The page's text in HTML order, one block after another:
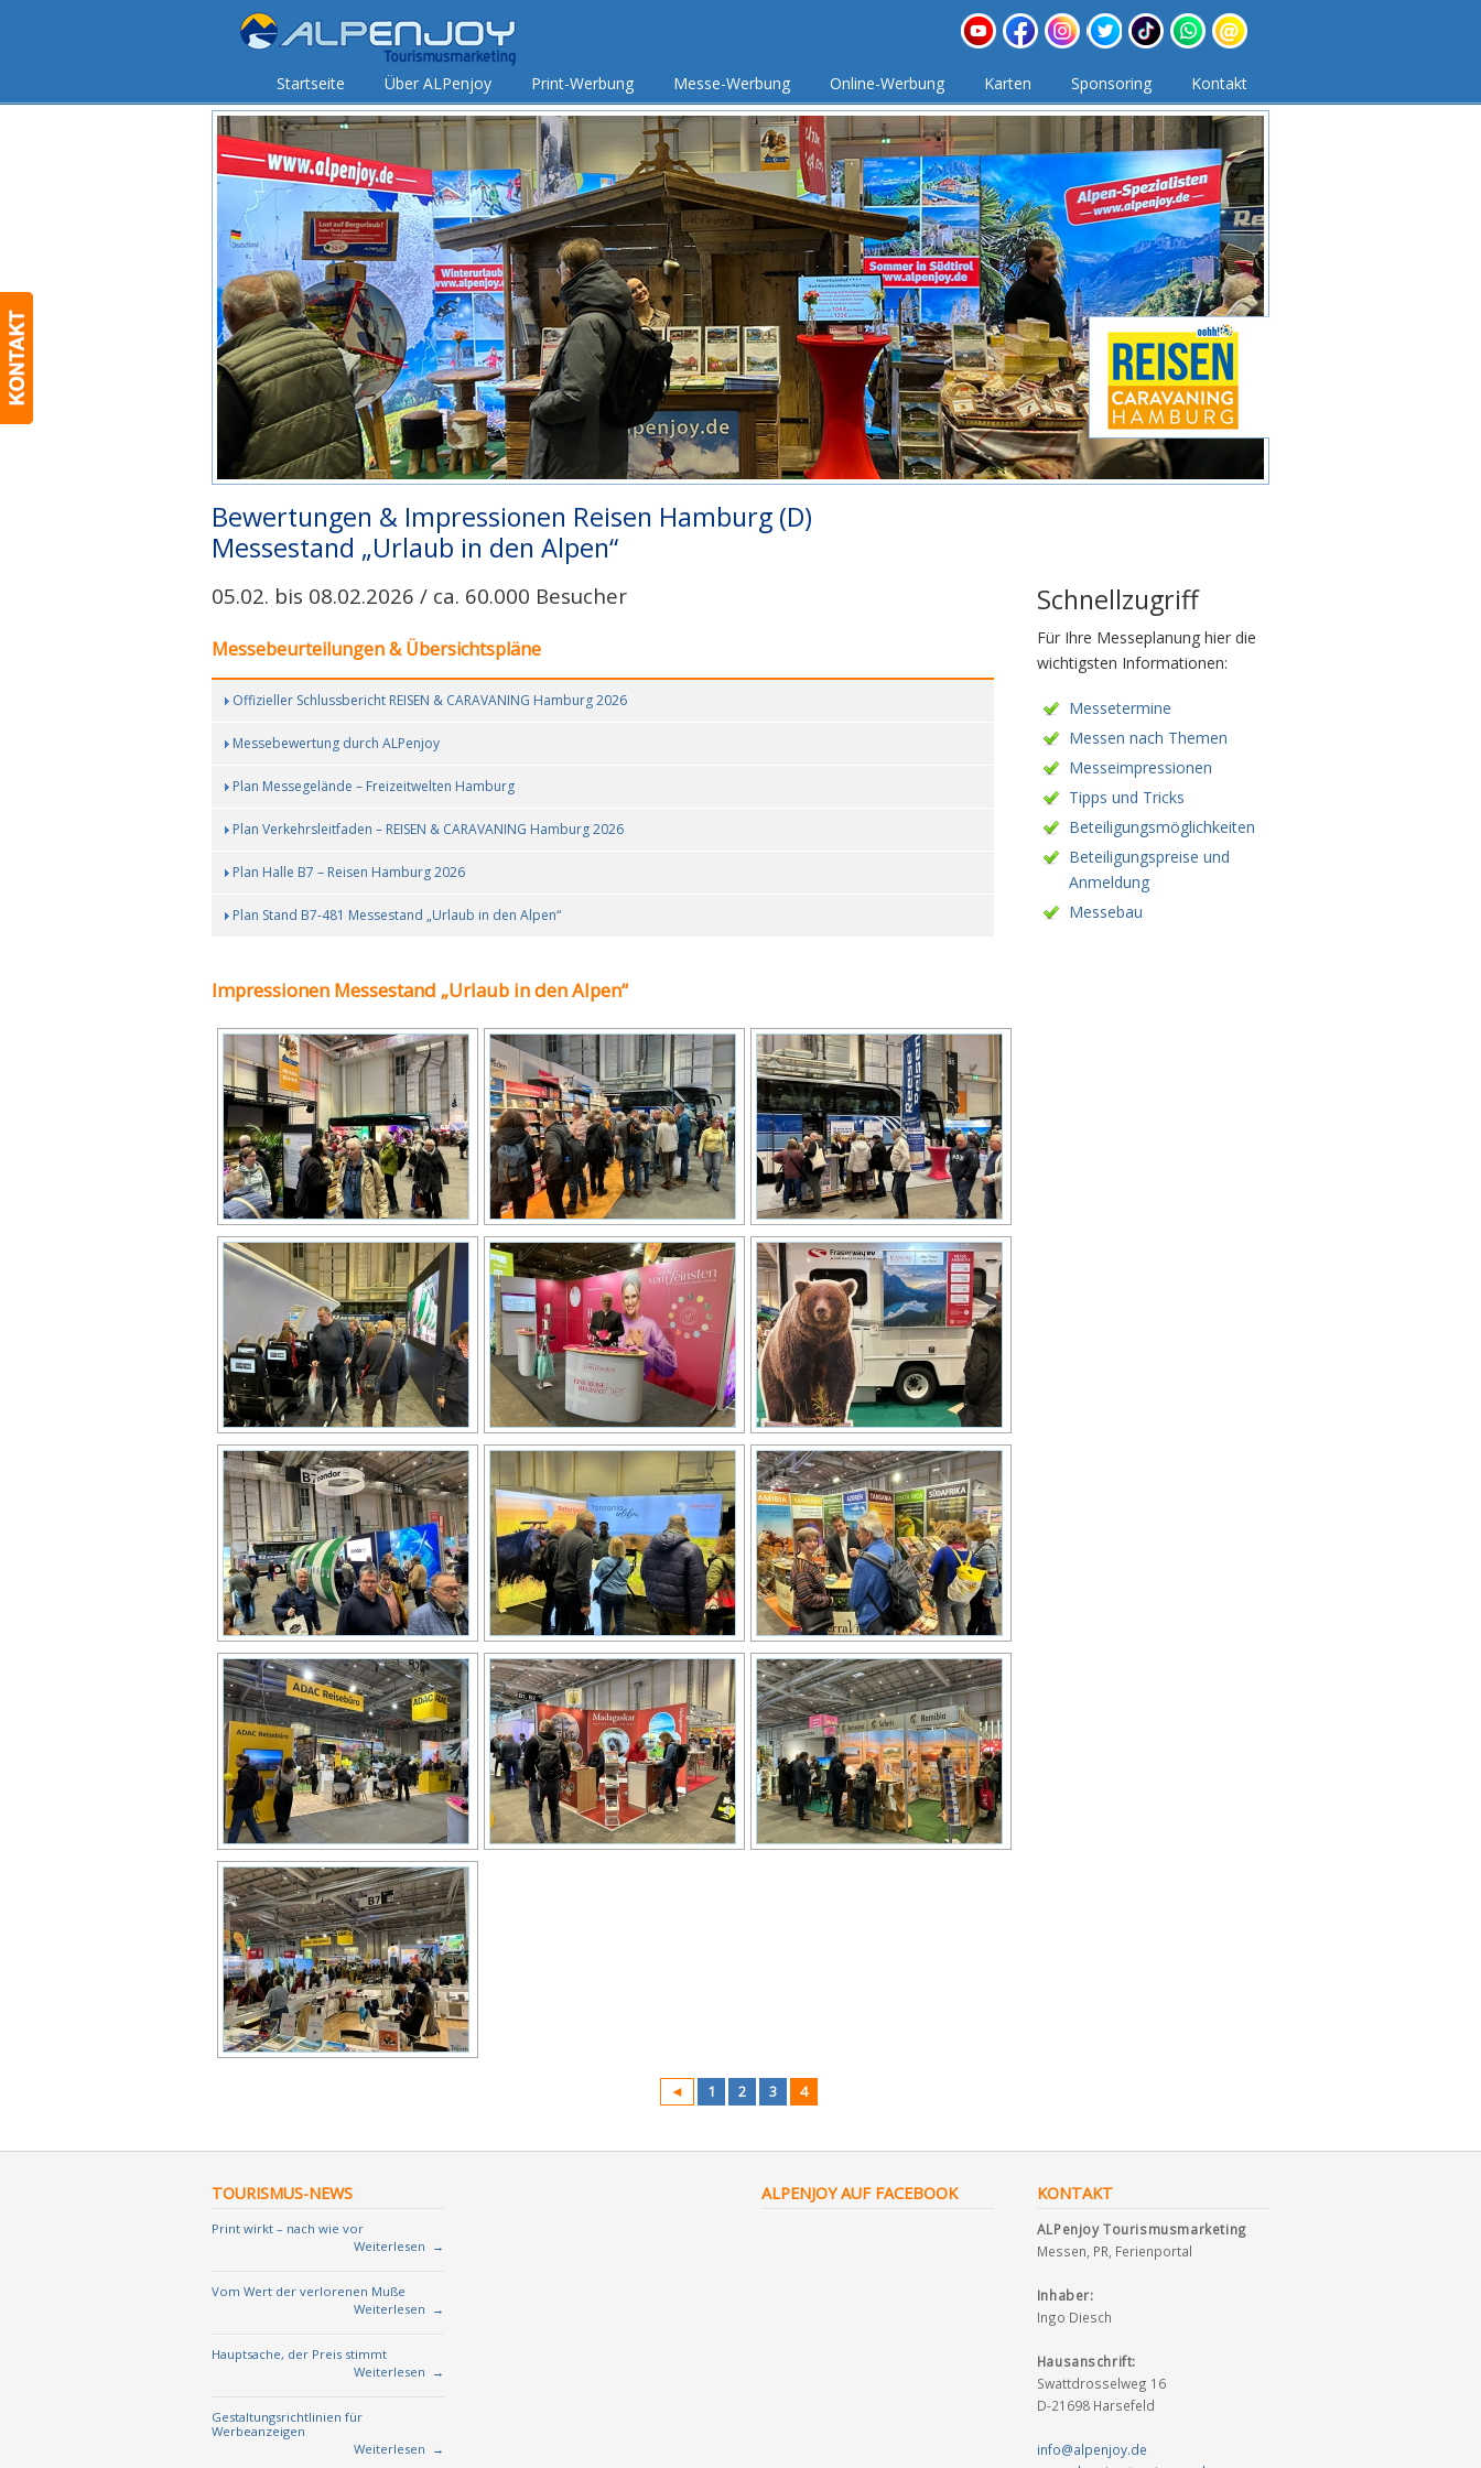
Startseite Über ALPenjoy Print-Werbung Messe-Werbung Online-Werbung Karten Sponsoring Kontakt
Bewertungen & Impressionen Reisen Hamburg (D)
Messestand „Urlaub in den Alpen“
05.02. bis 08.02.2026 / ca. 60.000 Besucher
Messebeurteilungen & Übersichtspläne
Offizieller Schlussbericht REISEN & CARAVANING Hamburg 2026
Messebewertung durch ALPenjoy
Plan Messegelände – Freizeitwelten Hamburg
Plan Verkehrsleitfaden – REISEN & CARAVANING Hamburg 2026
Plan Halle B7 – Reisen Hamburg 2026
Plan Stand B7-481 Messestand „Urlaub in den Alpen“
Schnellzugriff
Für Ihre Messeplanung hier die
wichtigsten Informationen:
Messetermine
Messen nach Themen
Messeimpressionen
Tipps und Tricks
Beteiligungsmöglichkeiten
Beteiligungspreise und
Anmeldung
Messebau
Impressionen Messestand „Urlaub in den Alpen“
◄ 1 2 3 4
TOURISMUS-NEWS
Print wirkt – nach wie vor
Weiterlesen →
Vom Wert der verlorenen Muße
Weiterlesen →
Hauptsache, der Preis stimmt
Weiterlesen →
Gestaltungsrichtlinien für
Werbeanzeigen
Weiterlesen →
ALPENJOY AUF FACEBOOK KONTAKT
ALPenjoy Tourismusmarketing
Messen, PR, Ferienportal
Inhaber:
Ingo Diesch
Hausanschrift:
Swattdrosselweg 16
D-21698 Harsefeld
info@alpenjoy.de